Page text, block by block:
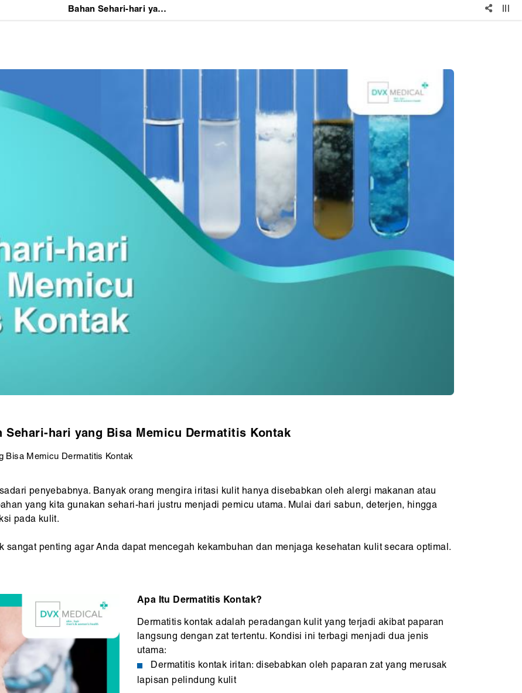
Bahan Sehari-hari yang Bisa Memicu Dermatitis Kontak
Sehari-hari yang Bisa Memicu Dermatitis Kontak
Bisa Memicu Dermatitis Kontak
penyebabnya. Banyak orang mengira iritasi kulit hanya disebabkan oleh alergi makanan atau
yang kita gunakan sehari-hari justru menjadi pemicu utama. Mulai dari sabun, deterjen, hingga
pada kulit.
sangat penting agar Anda dapat mencegah kekambuhan dan menjaga kesehatan kulit secara optimal.
Apa Itu Dermatitis Kontak?
Dermatitis kontak adalah peradangan kulit yang terjadi akibat paparan
langsung dengan zat tertentu. Kondisi ini terbagi menjadi dua jenis
utama:
Dermatitis kontak iritan: disebabkan oleh paparan zat yang merusak
lapisan pelindung kulit